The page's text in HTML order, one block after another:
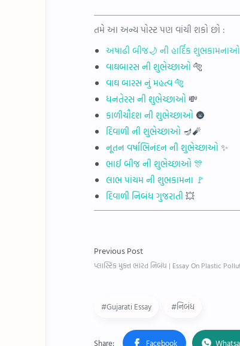
તમે આ અન્ય પોસ્ટ પણ વાંચી શકો છો :
અષાઢી બીજ🌙 ની હાર્દિક શુભકામનાઓ
વાઘબારસ ની શુભેચ્છાઓ 🐅
વાઘ બારસ નું મહત્વ 🐅
ધનતેરસ ની શુભેચ્છાઓ 💸
કાળીચૌદશ ની શુભેચ્છાઓ 🌚
દિવાળી ની શુભેચ્છાઓ 🪔🧨
નૂતન વર્ષાભિનંદન ની શુભેચ્છાઓ ✨
ભાઈ બીજ ની શુભેચ્છાઓ 🎊
લાભ પાંચમ ની શુભકામના 🚩
દિવાળી નિબંધ ગુજરાતી 💥
#Gujarati Essay #નિબંધ